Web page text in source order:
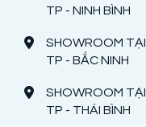
TP - NINH BÌNH
SHOWROOM TẠI
TP - BẮC NINH
SHOWROOM TẠI
TP - THÁI BÌNH